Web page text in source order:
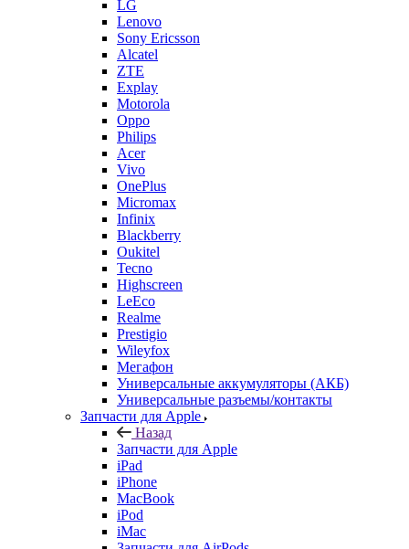
Sony Ericsson
Alcatel
ZTE
Explay
Motorola
Oppo
Philips
Acer
Vivo
OnePlus
Micromax
Infinix
Blackberry
Oukitel
Tecno
Highscreen
LeEco
Realme
Prestigio
Wileyfox
Мегафон
Универсальные аккумуляторы (АКБ)
Универсальные разъемы/контакты
Запчасти для Apple
Назад
Запчасти для Apple
iPad
iPhone
MacBook
iPod
iMac
Запчасти для AirPods
Watch